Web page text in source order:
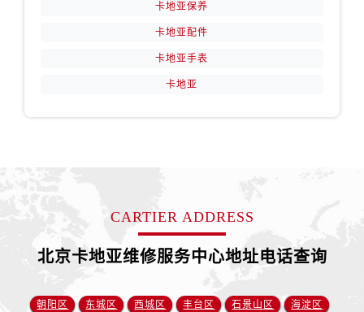
卡地亚保养
卡地亚配件
卡地亚手表
卡地亚
CARTIER ADDRESS
北京卡地亚维修服务中心地址电话查询
朝阳区 东城区 西城区 丰台区 石景山区 海淀区